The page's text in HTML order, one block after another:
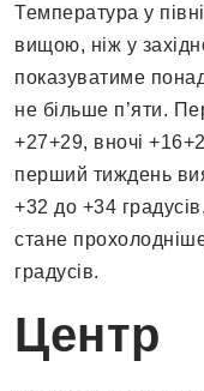
Температура у
вищою, ніж у
показуватиме
не більше п’яти.
+27+29, вночі
перший тиждень
+32 до +34
стане
градусів.
Центр